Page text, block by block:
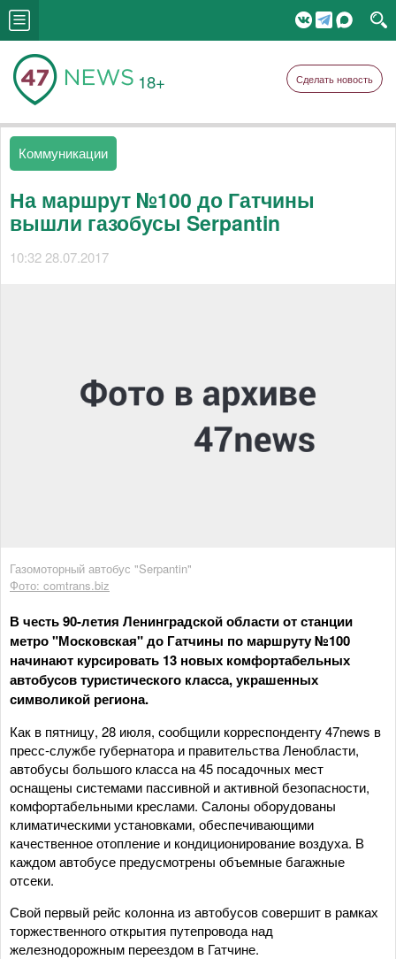
18+ Сделать новость
Коммуникации
На маршрут №100 до Гатчины
вышли газобусы Serpantin
10:32 28.07.2017
Газомоторный автобус "Serpantin"
Фото: comtrans.biz
В честь 90-летия Ленинградской области от станции
метро "Московская" до Гатчины по маршруту №100
начинают курсировать 13 новых комфортабельных
автобусов туристического класса, украшенных
символикой региона.
Как в пятницу, 28 июля, сообщили корреспонденту 47news в
пресс-службе губернатора и правительства Ленобласти,
автобусы большого класса на 45 посадочных мест
оснащены системами пассивной и активной безопасности,
комфортабельными креслами. Салоны оборудованы
климатическими установками, обеспечивающими
качественное отопление и кондиционирование воздуха. В
каждом автобусе предусмотрены объемные багажные
отсеки.
Свой первый рейс колонна из автобусов совершит в рамках
торжественного открытия путепровода над
железнодорожным переездом в Гатчине.